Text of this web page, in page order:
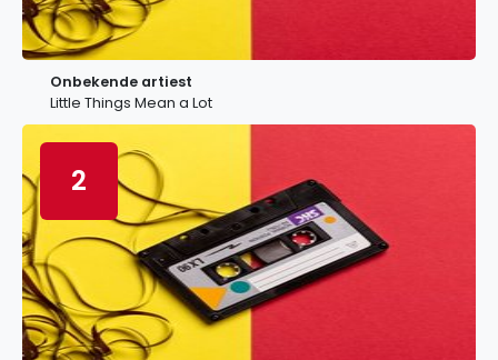
Onbekende artiest
Little Things Mean a Lot
2